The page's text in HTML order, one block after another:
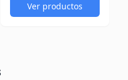
Ver productos